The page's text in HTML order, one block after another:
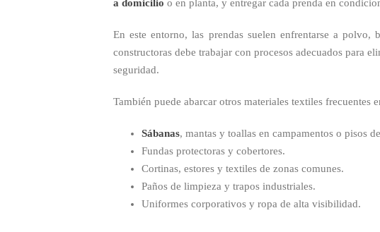
a domicilio o en planta, y entregar cada prenda en
En este entorno, las prendas suelen enfrentarse a polvo,
constructoras debe trabajar con procesos adecuados para
seguridad.
También puede abarcar otros materiales textiles frecuentes
Sábanas, mantas y toallas en campamentos o pisos
Fundas protectoras y cobertores.
Cortinas, estores y textiles de zonas comunes.
Paños de limpieza y trapos industriales.
Uniformes corporativos y ropa de alta visibilidad.